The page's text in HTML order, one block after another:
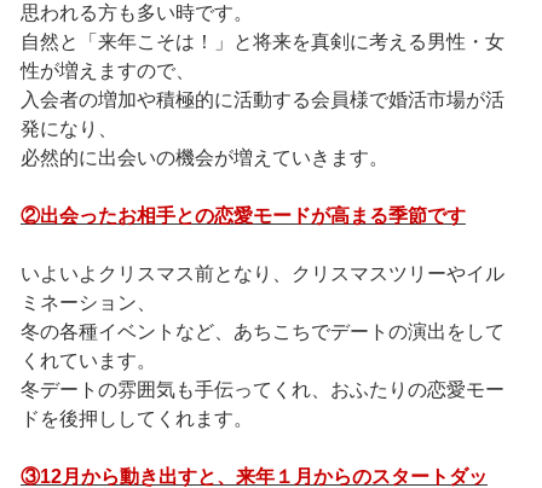
思われる方も多い時です。
自然と「来年こそは！」と将来を真剣に考える男性・女
性が増えますので、
入会者の増加や積極的に活動する会員様で婚活市場が活
発になり、
必然的に出会いの機会が増えていきます。
②出会ったお相手との恋愛モードが高まる季節です
いよいよクリスマス前となり、クリスマスツリーやイル
ミネーション、
冬の各種イベントなど、あちこちでデートの演出をして
くれています。
冬デートの雰囲気も手伝ってくれ、おふたりの恋愛モー
ドを後押ししてくれます。
③12月から動き出すと、来年１月からのスタートダッ